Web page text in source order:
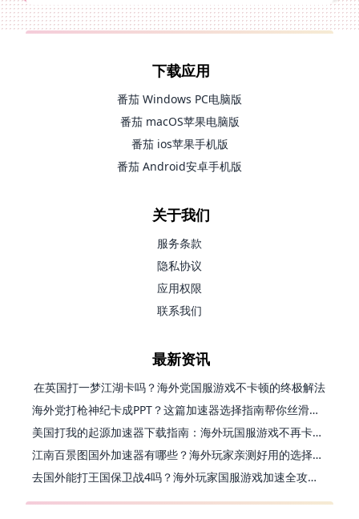
下载应用
番茄 Windows PC电脑版
番茄 macOS苹果电脑版
番茄 ios苹果手机版
番茄 Android安卓手机版
关于我们
服务条款
隐私协议
应用权限
联系我们
最新资讯
在英国打一梦江湖卡吗？海外党国服游戏不卡顿的终极解法
海外党打枪神纪卡成PPT？这篇加速器选择指南帮你丝滑上分
美国打我的起源加速器下载指南：海外玩国服游戏不再卡的终极方案
江南百景图国外加速器有哪些？海外玩家亲测好用的选择与避坑指南
去国外能打王国保卫战4吗？海外玩家国服游戏加速全攻略（附公主连结幻想江湖实测）